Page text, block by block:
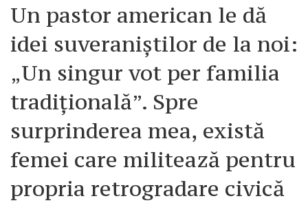
Un pastor american le dă
idei suveraniștilor de la noi:
„Un singur vot per familia
tradițională”. Spre
surprinderea mea, există
femei care militează pentru
propria retrogradare civică